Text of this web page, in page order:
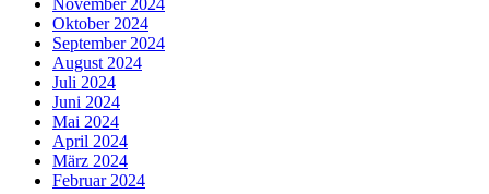
Oktober 2024
September 2024
August 2024
Juli 2024
Juni 2024
Mai 2024
April 2024
März 2024
Februar 2024